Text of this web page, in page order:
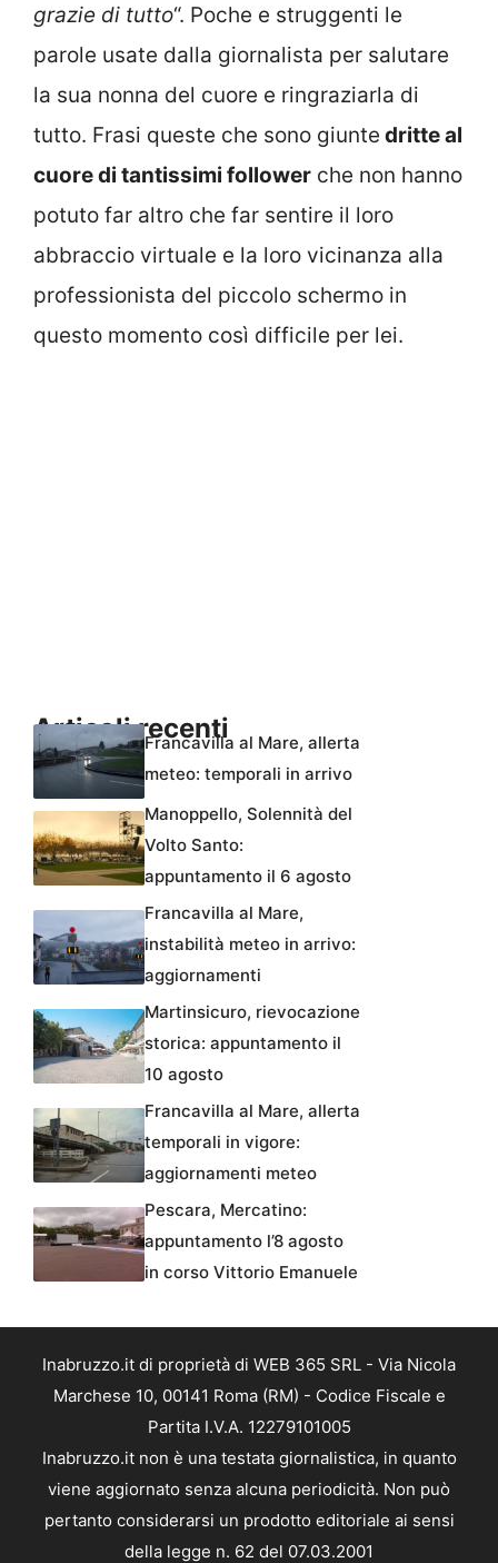
grazie di tutto“. Poche e struggenti le
parole usate dalla giornalista per salutare
la sua nonna del cuore e ringraziarla di
tutto. Frasi queste che sono giunte dritte al
cuore di tantissimi follower che non hanno
potuto far altro che far sentire il loro
abbraccio virtuale e la loro vicinanza alla
professionista del piccolo schermo in
questo momento così difficile per lei.
Articoli recentiFrancavilla al Mare, allerta
meteo: temporali in arrivo
Manoppello, Solennità del
Volto Santo:
appuntamento il 6 agosto
Francavilla al Mare,
instabilità meteo in arrivo:
aggiornamenti
Martinsicuro, rievocazione
storica: appuntamento il
10 agosto
Francavilla al Mare, allerta
temporali in vigore:
aggiornamenti meteo
Pescara, Mercatino:
appuntamento l’8 agosto
in corso Vittorio Emanuele
Inabruzzo.it di proprietà di WEB 365 SRL - Via Nicola
Marchese 10, 00141 Roma (RM) - Codice Fiscale e
Partita I.V.A. 12279101005
Inabruzzo.it non è una testata giornalistica, in quanto
viene aggiornato senza alcuna periodicità. Non può
pertanto considerarsi un prodotto editoriale ai sensi
della legge n. 62 del 07.03.2001